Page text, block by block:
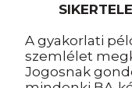
A gyakorlati
szemlélet
Jogosnak